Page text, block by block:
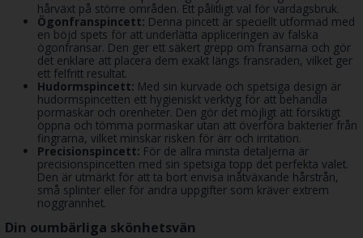
hårväxt på större områden. Ett pålitligt val för vardagsbruk.
Ögonfranspincett: Denna pincett är speciellt utformad med
en böjd spets för att underlätta appliceringen av falska
ögonfransar. Den ger ett säkert grepp om fransarna och gör
det enklare att placera dem exakt längs fransraden, vilket ger
ett felfritt resultat.
Hudormspincett: Med sin kurvade och spetsiga design är
hudormspincetten ett hygieniskt verktyg för att behandla
pormaskar och orenheter. Den gör det möjligt att försiktigt
öppna och tömma pormaskar utan att överföra bakterier från
fingrarna, vilket minskar risken för ärr och irritation.
Precisionspincett: För de allra minsta detaljerna är
precisionspincetten med sin spetsiga topp det perfekta valet.
Den är utmärkt för att ta bort envisa inåtväxande hårstrån,
små splinter eller för andra uppgifter som kräver extrem
noggrannhet.
Din oumbärliga skönhetsvän